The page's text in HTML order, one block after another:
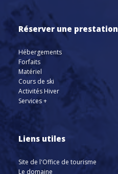
Réserver une prestation
Hébergements
Forfaits
Matériel
Cours de ski
Activités Hiver
Services +
Liens utiles
Site de l'Office de tourisme
Le domaine